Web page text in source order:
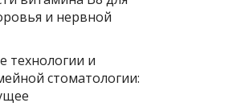
и нервной
технологии и
стоматологии: